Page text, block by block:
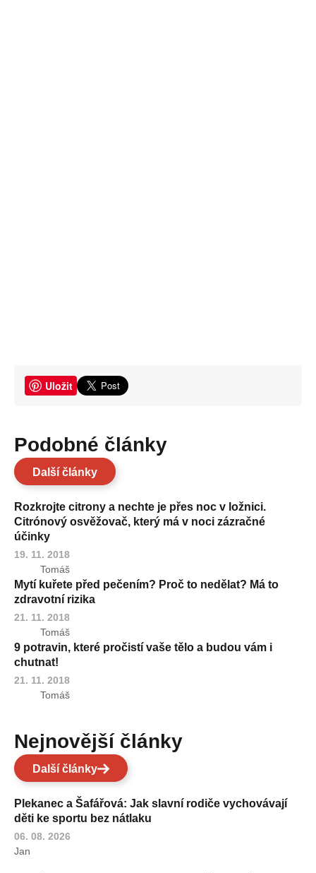
Uložit
Podobné články
Další články
Rozkrojte citrony a nechte je přes noc v ložnici.
Citrónový osvěžovač, který má v noci zázračné
účinky
19. 11. 2018
Tomáš
Mytí kuřete před pečením? Proč to nedělat? Má to
zdravotní rizika
21. 11. 2018
Tomáš
9 potravin, které pročistí vaše tělo a budou vám i
chutnat!
21. 11. 2018
Tomáš
Nejnovější články
Další články
Plekanec a Šafářová: Jak slavní rodiče vychovávají
děti ke sportu bez nátlaku
06. 08. 2026
Jan